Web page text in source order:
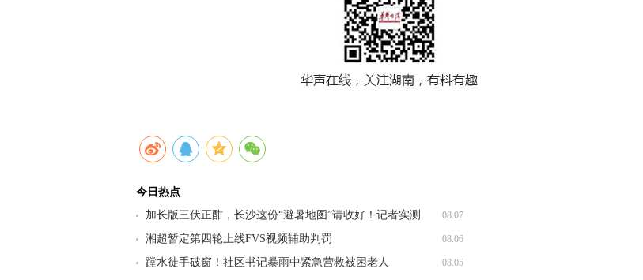
今日热点
加长版三伏正酣，长沙这份“避暑地图”请收好！记者实测
九区县（市）清凉坐标
08.07
湘超暂定第四轮上线FVS视频辅助判罚 08.06
蹚水徒手破窗！社区书记暴雨中紧急营救被困老人 08.05